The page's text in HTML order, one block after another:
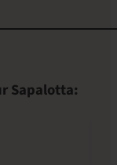
Sapalotta: